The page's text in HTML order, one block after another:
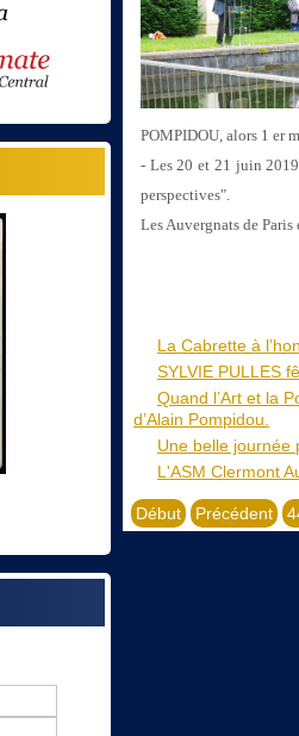
POMPIDOU, alors 1 er
- Les 20 et 21 juin
perspectives".
Les Auvergnats de
La Cabrette à
SYLVIE PULLES
Quand l’Art et la
d’Alain Pompidou.
Une belle journée
L'ASM Clermont
Début Précédent